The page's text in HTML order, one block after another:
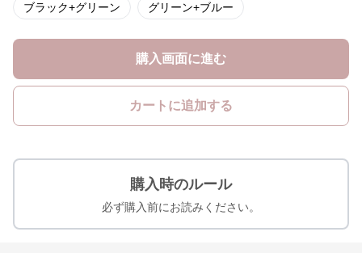
ブラック+グリーン グリーン+ブルー
購入画面に進む
カートに追加する
購入時のルール
必ず購入前にお読みください。